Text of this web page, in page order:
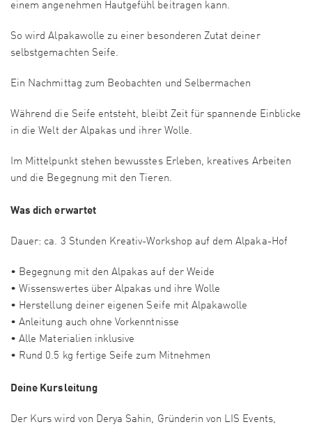
einem angenehmen Hautgefühl beitragen kann.
So wird Alpakawolle zu einer besonderen Zutat deiner
selbstgemachten Seife.
Ein Nachmittag zum Beobachten und Selbermachen
Während die Seife entsteht, bleibt Zeit für spannende Einblicke
in die Welt der Alpakas und ihrer Wolle.
Im Mittelpunkt stehen bewusstes Erleben, kreatives Arbeiten
und die Begegnung mit den Tieren.
Was dich erwartet
Dauer: ca. 3 Stunden Kreativ-Workshop auf dem Alpaka-Hof
• Begegnung mit den Alpakas auf der Weide
• Wissenswertes über Alpakas und ihre Wolle
• Herstellung deiner eigenen Seife mit Alpakawolle
• Anleitung auch ohne Vorkenntnisse
• Alle Materialien inklusive
• Rund 0.5 kg fertige Seife zum Mitnehmen
Deine Kursleitung
Der Kurs wird von Derya Sahin, Gründerin von LIS Events,